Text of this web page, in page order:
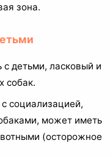
зона.
детьми, ласковый и
собак.
социализацией,
может иметь
(осторожное